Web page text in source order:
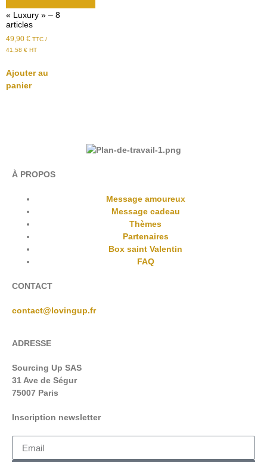
« Luxury » – 8
articles
49,90 € TTC /
41,58 € HT
Ajouter au
panier
À PROPOS
Message amoureux
Message cadeau
Thèmes
Partenaires
Box saint Valentin
FAQ
CONTACT
contact@lovingup.fr
ADRESSE
Sourcing Up SAS
31 Ave de Ségur
75007 Paris
Inscription newsletter